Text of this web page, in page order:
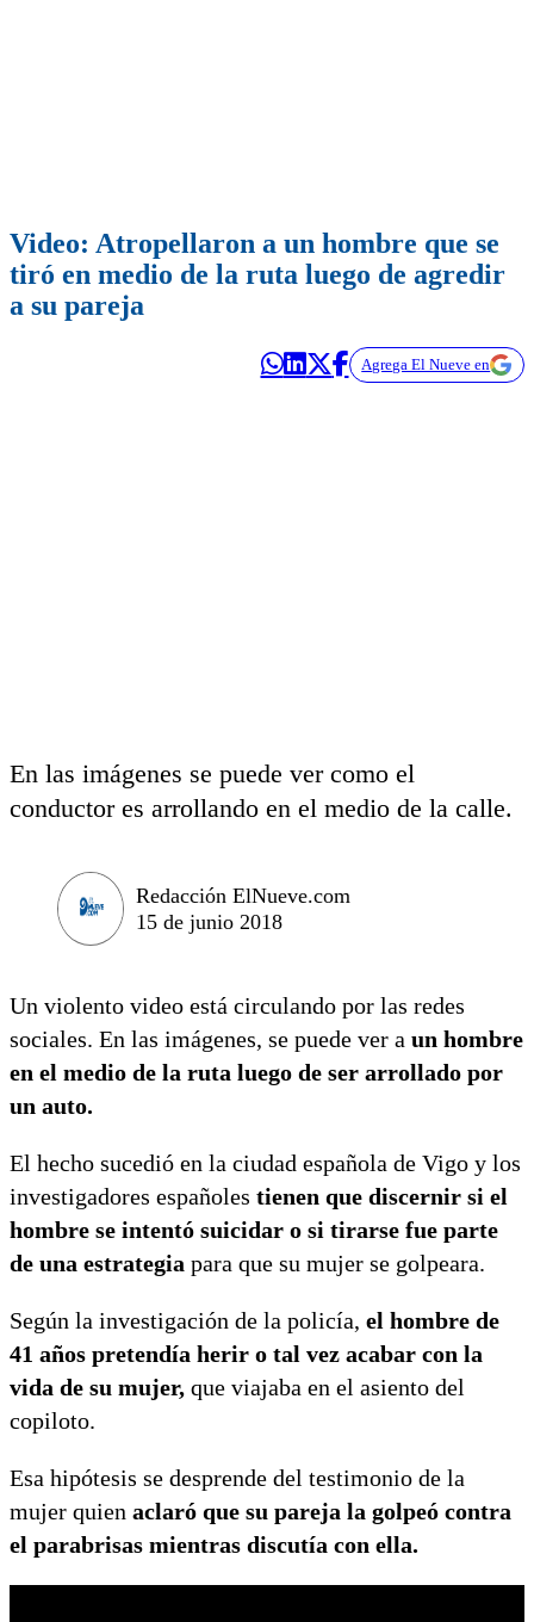
Video: Atropellaron a un hombre que se
tiró en medio de la ruta luego de agredir
a su pareja
Agrega El Nueve en
En las imágenes se puede ver como el
conductor es arrollando en el medio de la calle.
Redacción ElNueve.com
15 de junio 2018
Un violento video está circulando por las redes
sociales. En las imágenes, se puede ver a un hombre
en el medio de la ruta luego de ser arrollado por
un auto.
El hecho sucedió en la ciudad española de Vigo y los
investigadores españoles tienen que discernir si el
hombre se intentó suicidar o si tirarse fue parte
de una estrategia para que su mujer se golpeara.
Según la investigación de la policía, el hombre de
41 años pretendía herir o tal vez acabar con la
vida de su mujer, que viajaba en el asiento del
copiloto.
Esa hipótesis se desprende del testimonio de la
mujer quien aclaró que su pareja la golpeó contra
el parabrisas mientras discutía con ella.